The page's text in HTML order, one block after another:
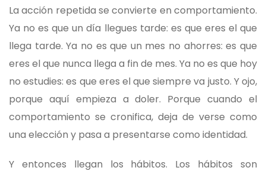
La acción repetida se convierte en comportamiento.
Ya no es que un día llegues tarde: es que eres el que
llega tarde. Ya no es que un mes no ahorres: es que
eres el que nunca llega a fin de mes. Ya no es que hoy
no estudies: es que eres el que siempre va justo. Y ojo,
porque aquí empieza a doler. Porque cuando el
comportamiento se cronifica, deja de verse como
una elección y pasa a presentarse como identidad.
Y entonces llegan los hábitos. Los hábitos son